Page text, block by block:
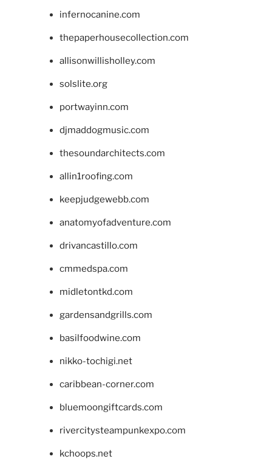
infernocanine.com
thepaperhousecollection.com
allisonwillisholley.com
solslite.org
portwayinn.com
djmaddogmusic.com
thesoundarchitects.com
allin1roofing.com
keepjudgewebb.com
anatomyofadventure.com
drivancastillo.com
cmmedspa.com
midletontkd.com
gardensandgrills.com
basilfoodwine.com
nikko-tochigi.net
caribbean-corner.com
bluemoongiftcards.com
rivercitysteampunkexpo.com
kchoops.net